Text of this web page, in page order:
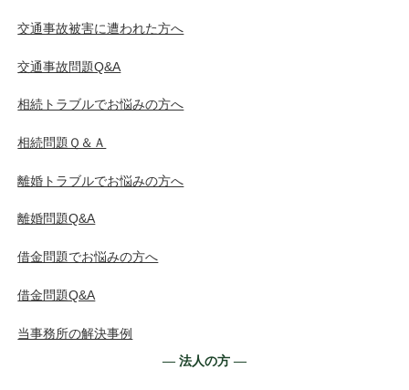
交通事故被害に遭われた方へ
交通事故問題Q&A
相続トラブルでお悩みの方へ
相続問題Ｑ＆Ａ
離婚トラブルでお悩みの方へ
離婚問題Q&A
借金問題でお悩みの方へ
借金問題Q&A
当事務所の解決事例
― 法人の方 ―